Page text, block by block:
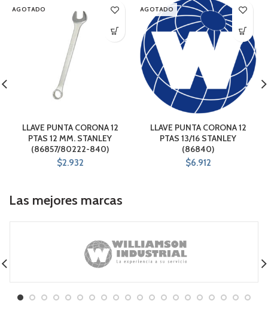
AGOTADO
LLAVE PUNTA CORONA 12
PTAS 12 MM. STANLEY
(86857/80222-840)
$2.932
AGOTADO
LLAVE PUNTA CORONA 12
PTAS 13/16 STANLEY
(86840)
$6.912
Las mejores marcas